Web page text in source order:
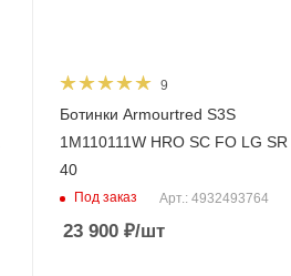
9
Ботинки Armourtred S3S
1M110111W HRO SC FO LG SR
40
Под заказ Арт.: 4932493764
23 900₽/шт